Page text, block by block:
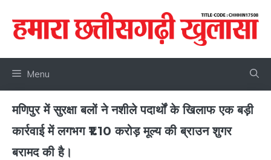
content
Menu
मणिपुर में सुरक्षा बलों ने नशीले पदार्थों के खिलाफ एक बड़ी
कार्रवाई में लगभग ₹1.10 करोड़ मूल्य की ब्राउन शुगर
बरामद की है।